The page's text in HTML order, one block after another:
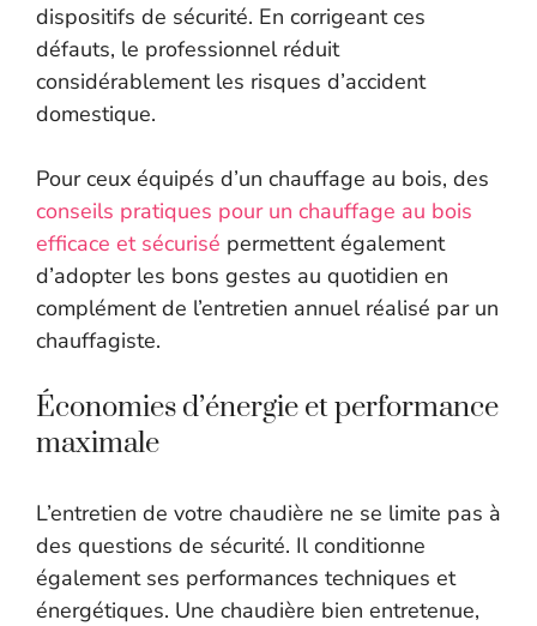
dispositifs de sécurité. En corrigeant ces
défauts, le professionnel réduit
considérablement les risques d’accident
domestique.
Pour ceux équipés d’un chauffage au bois, des
conseils pratiques pour un chauffage au bois
efficace et sécurisé permettent également
d’adopter les bons gestes au quotidien en
complément de l’entretien annuel réalisé par un
chauffagiste.
Économies d’énergie et performance
maximale
L’entretien de votre chaudière ne se limite pas à
des questions de sécurité. Il conditionne
également ses performances techniques et
énergétiques. Une chaudière bien entretenue,